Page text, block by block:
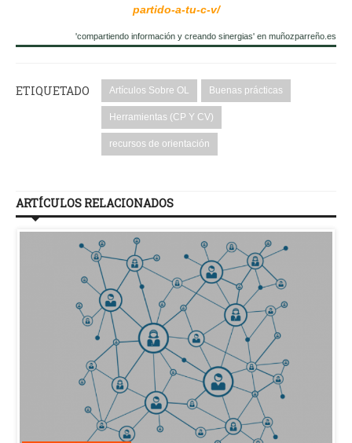
partido-a-tu-c-v/
'compartiendo información y creando sinergias' en muñozparreño.es
ETIQUETADO Artículos Sobre OL Buenas prácticas
Herramientas (CP Y CV)
recursos de orientación
ARTÍCULOS RELACIONADOS